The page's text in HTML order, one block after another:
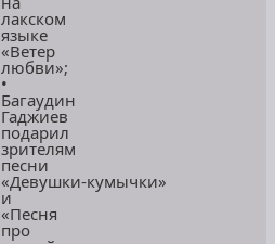
лакском
языке
«Ветер
любви»;
•
Багаудин
Гаджиев
подарил
зрителям
песни
«Девушки‑кумычки»
и
«Песня
про